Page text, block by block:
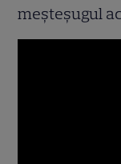
meșteșugul